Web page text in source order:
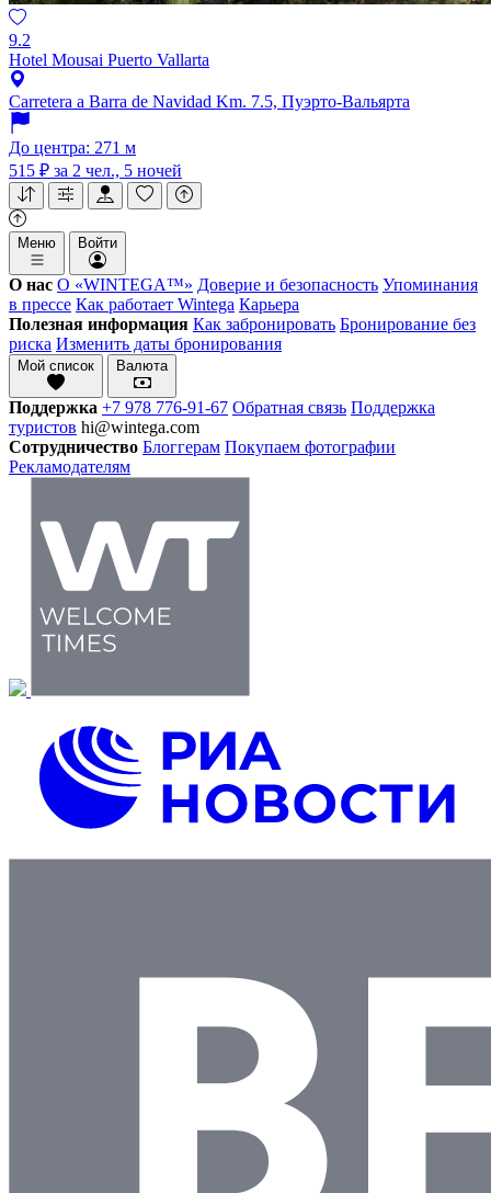
9.2
Hotel Mousai Puerto Vallarta
Carretera a Barra de Navidad Km. 7.5, Пуэрто-Вальярта
До центра: 271 м
515 ₽ за 2 чел., 5 ночей
Меню Войти
О нас О «WINTEGA™» Доверие и безопасность Упоминания
в прессе Как работает Wintega Карьера
Полезная информация Как забронировать Бронирование без
риска Изменить даты бронирования
Мой список Валюта
Поддержка +7 978 776-91-67 Обратная связь Поддержка
туристов hi@wintega.com
Сотрудничество Блоггерам Покупаем фотографии
Рекламодателям